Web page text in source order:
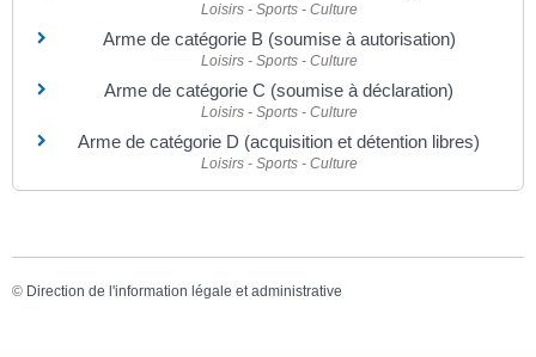
Loisirs - Sports - Culture
Arme de catégorie B (soumise à autorisation)
Loisirs - Sports - Culture
Arme de catégorie C (soumise à déclaration)
Loisirs - Sports - Culture
Arme de catégorie D (acquisition et détention libres)
Loisirs - Sports - Culture
© Direction de l'information légale et administrative